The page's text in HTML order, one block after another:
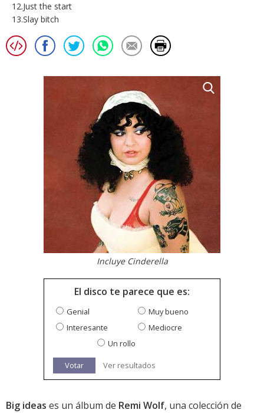
12.Just the start
13.Slay bitch
Incluye Cinderella
El disco te parece que es:
Genial
Muy bueno
Interesante
Mediocre
Un rollo
Votar Ver resultados
Big ideas es un álbum de Remi Wolf, una colección de